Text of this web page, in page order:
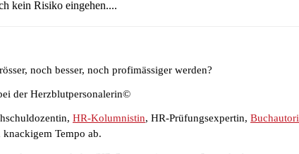
kein Risiko eingehen....
noch besser, noch profimässiger werden?
der Herzblutpersonalerin©
HR-Kolumnistin, HR-Prüfungsexpertin,
Tempo ab.